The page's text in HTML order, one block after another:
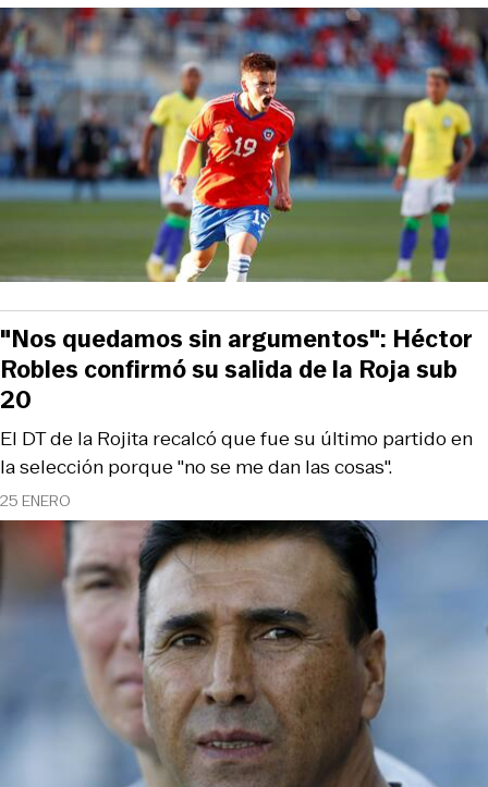
25 ENERO
El DT de la Rojita recalcó que fue su último partido en
la selección porque "no se me dan las cosas".
"Nos quedamos sin argumentos": Héctor
Robles confirmó su salida de la Roja sub
20